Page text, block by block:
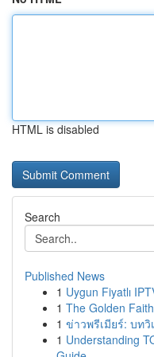
HTML is disabled
Search
Published News
1 Uygun Fiyatlı
1 The Golden Faith
1 ข่าวพรีเมียร์: บท
1 Understanding